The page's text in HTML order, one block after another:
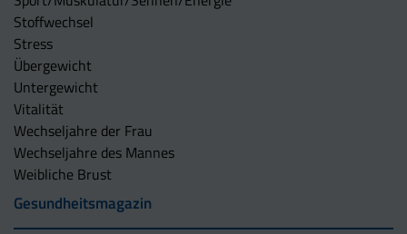
Stoffwechsel
Stress
Übergewicht
Untergewicht
Vitalität
Wechseljahre der Frau
Wechseljahre des Mannes
Weibliche Brust
Gesundheitsmagazin